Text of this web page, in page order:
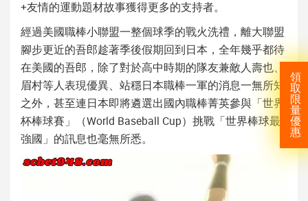
領
取
限
量
優
惠
+友情的運動題材故事獲得更多的支持者。
經過美國職棒小聯盟一整個球季的戰火洗禮，離大聯盟
腳步更近的吾郎趁著季後假期回到日本，全年幾乎都待
在美國的吾郎，除了對於高中時期的隊友兼敵人壽也、
眉村等人表現優異、站穩日本職棒一軍的消息一無所知
之外，甚至連日本即將遴選出國內職棒菁英參與「世界
杯棒球賽」（World Baseball Cup）挑戰「世界棒球最
強國」的訊息也毫無所悉。